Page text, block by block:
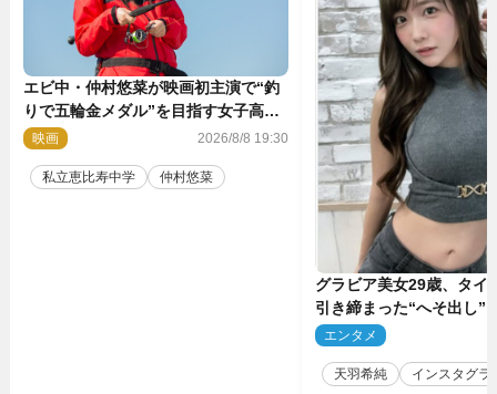
エビ中・仲村悠菜が映画初主演で“釣
りで五輪金メダル”を目指す女子高生
に！ 映画『つりこまち』今秋公開
映画 2026/8/8 19:30
私立恵比寿中学 仲村悠菜
グラビア美女29歳、タイ
引き締まった“へそ出し”
「可愛い過ぎる」
エンタメ
天羽希純 インスタグラ